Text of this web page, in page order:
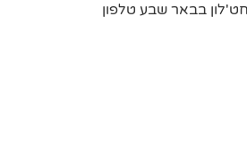
חט'לון בבאר שבע טלפון